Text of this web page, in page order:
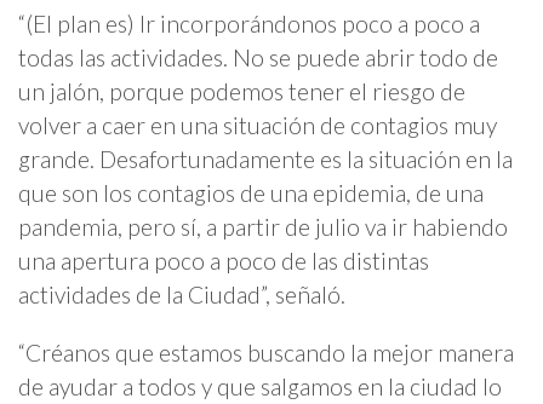
“(El plan es) Ir incorporándonos poco a poco a
todas las actividades. No se puede abrir todo de
un jalón, porque podemos tener el riesgo de
volver a caer en una situación de contagios muy
grande. Desafortunadamente es la situación en la
que son los contagios de una epidemia, de una
pandemia, pero sí, a partir de julio va ir habiendo
una apertura poco a poco de las distintas
actividades de la Ciudad”, señaló.
“Créanos que estamos buscando la mejor manera
de ayudar a todos y que salgamos en la ciudad lo